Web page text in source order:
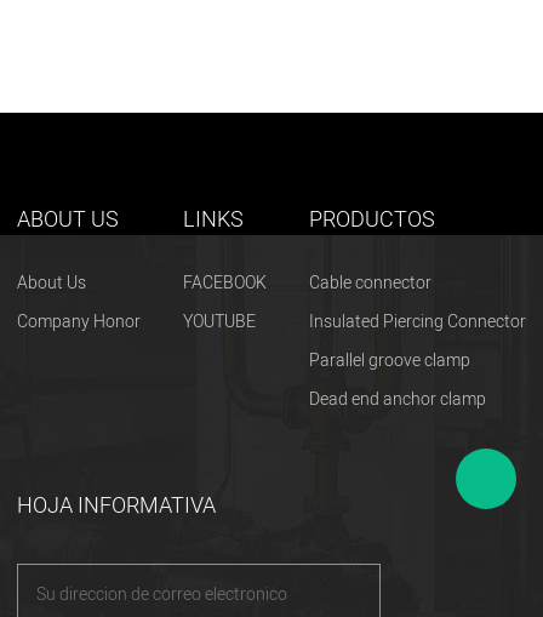
ABOUT US
About Us
Company Honor
LINKS
FACEBOOK
YOUTUBE
PRODUCTOS
Cable connector
Insulated Piercing Connector
Parallel groove clamp
Dead end anchor clamp
HOJA INFORMATIVA